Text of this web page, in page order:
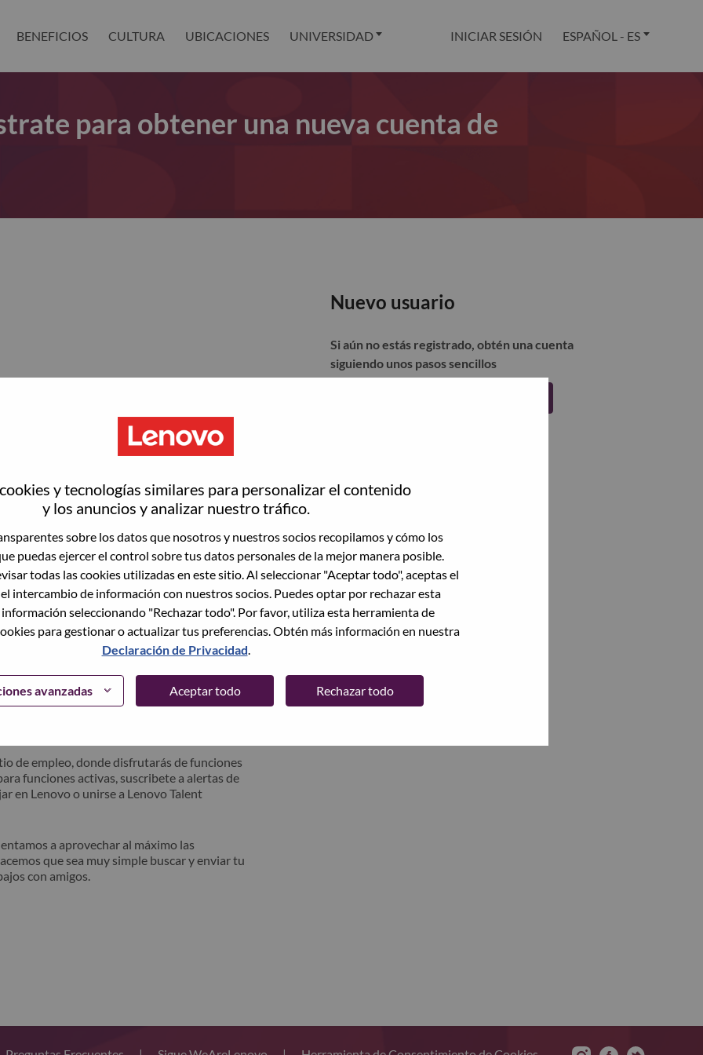
y tecnologías similares para personalizar el contenido
y los anuncios y analizar nuestro tráfico.
sobre los datos que nosotros y nuestros socios recopilamos y cómo los
puedas ejercer el control sobre tus datos personales de la mejor manera posible.
todas las cookies utilizadas en este sitio. Al seleccionar "Aceptar todo", aceptas el
intercambio de información con nuestros socios. Puedes optar por rechazar esta
seleccionando "Rechazar todo". Por favor, utiliza esta herramienta de
para gestionar o actualizar tus preferencias. Obtén más información en nuestra
Declaración de Privacidad.
avanzadas Aceptar todo Rechazar todo
BENEFICIOS CULTURA UBICACIONES UNIVERSIDAD INICIAR SESIÓN ESPAÑOL - ES
para obtener una nueva cuenta de
actual, tenemos su correo electrónico
su contraseña?" para restablecer e iniciar
como nuevo usuario, comunícate con
con los detalles del error y
"Problema de inicio de sesión del
Un miembro de nuestro equipo se
de la revisión.
de empleo, donde disfrutarás de funciones
funciones activas, suscribete a alertas de
en Lenovo o unirse a Lenovo Talent
a aprovechar al máximo las
que sea muy simple buscar y enviar tu
con amigos.
Nuevo usuario
Si aún no estás registrado, obtén una cuenta
siguiendo unos pasos sencillos